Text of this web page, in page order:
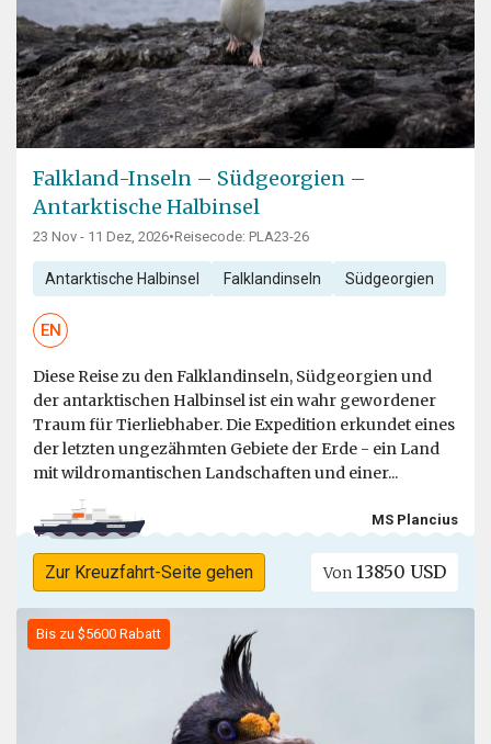
Falkland-Inseln – Südgeorgien –
Antarktische Halbinsel
23 Nov - 11 Dez, 2026•Reisecode: PLA23-26
Antarktische Halbinsel Falklandinseln Südgeorgien
EN
Diese Reise zu den Falklandinseln, Südgeorgien und
der antarktischen Halbinsel ist ein wahr gewordener
Traum für Tierliebhaber. Die Expedition erkundet eines
der letzten ungezähmten Gebiete der Erde - ein Land
mit wildromantischen Landschaften und einer...
MS Plancius
Zur Kreuzfahrt-Seite gehen Von 13850 USD
Bis zu $5600 Rabatt